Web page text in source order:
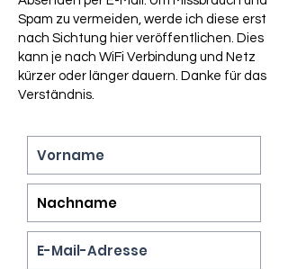
Spam zu vermeiden, werde ich diese erst
nach Sichtung hier veröffentlichen. Dies
kann je nach WiFi Verbindung und Netz
kürzer oder länger dauern. Danke für das
Verständnis.